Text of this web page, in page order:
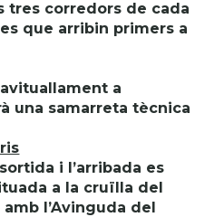
tres corredors de cada
que arribin primers a
a
una samarreta tècnica
i l’arribada es
a la cruïlla del
l’Avinguda del